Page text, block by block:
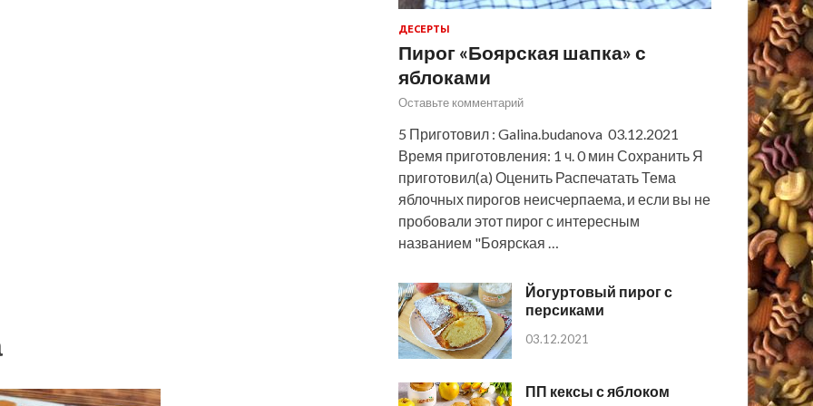
ДЕСЕРТЫ
Пирог «Боярская шапка» с
яблоками
Оставьте комментарий
5 Приготовил : Galina.budanova 03.12.2021
Время приготовления: 1 ч. 0 мин Сохранить Я
приготовил(а) Оценить Распечатать Тема
яблочных пирогов неисчерпаема, и если вы не
пробовали этот пирог с интересным
названием "Боярская …
Йогуртовый пирог с
персиками
03.12.2021
ПП кексы с яблоком